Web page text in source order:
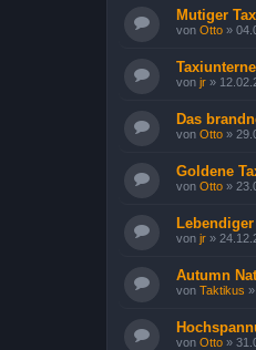
Mutiger
von Otto »
von jr »
Das
von Otto »
Goldene
von Otto »
von jr »
Autumn
von Taktikus »
von Otto »